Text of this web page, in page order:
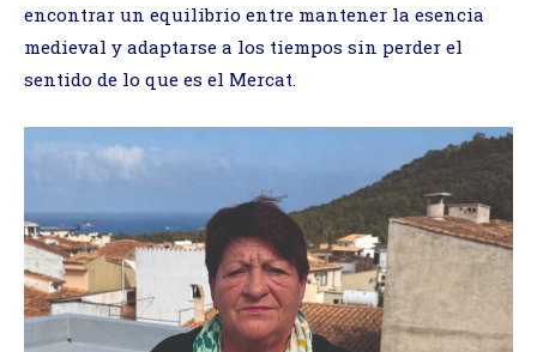
encontrar un equilibrio entre mantener la esencia
medieval y adaptarse a los tiempos sin perder el
sentido de lo que es el Mercat.